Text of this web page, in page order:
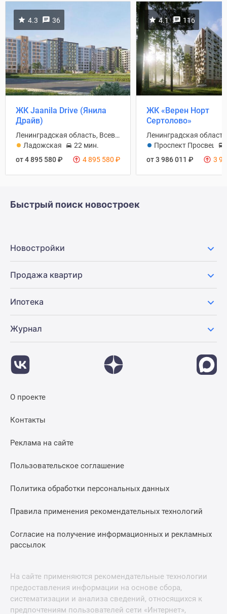
4.3 36
ЖК Jaanila Drive (Янила
Драйв)
Ленинградская область, Всеволожский район
Ладожская
22 мин.
от 4 895 580₽ 4 895 580 ₽
4.1 116
ЖК «Верен Норт
Сертолово»
Проспект
от 3 986 011 ₽ 3
Быстрый поиск новостроек
Новостройки
Продажа квартир
Ипотека
Журнал
О проекте
Контакты
Реклама на сайте
Пользовательское соглашение
Политика обработки персональных данных
Правила применения рекомендательных технологий
Согласие на получение информационных и рекламных
рассылок
На сайте применяются рекомендательные технологии
предоставления информации на основе сбора,
систематизации и анализа сведений, относящихся к
предпочтениям пользователей сети «Интернет»,